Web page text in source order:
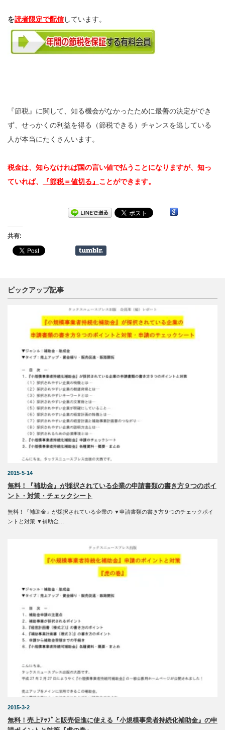
を読者限定で配信しています。
『節税』に関して、知る機会がなかったために最善の決定ができ
ず、せっかくの利益を得る（節税できる）チャンスを逃している
人が本当にたくさんいます。
税金は、知らなければ国の言い値で払うことになりますが、知っ
ていれば、
『節税＝値切る』 ことができます。
共有:
ピックアップ記事
2015-5-14
無料！『補助金』が採択されている企業の申請書類の書き方９つのポイ
ント・対策・チェックシート
無料！『補助金』が採択されている企業の ▼申請書類の書き方９つのチェックポイ
ントと対策 ▼補助金…
2015-3-2
無料！売上ｱｯﾌﾟと販売促進に使える『小規模事業者持続化補助金』の申